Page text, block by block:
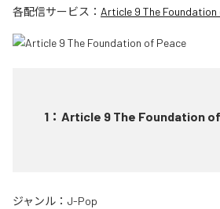
各配信サービス： Article 9 The Foundation
1 ： Article 9 The Foundation
ジャンル： J-Pop